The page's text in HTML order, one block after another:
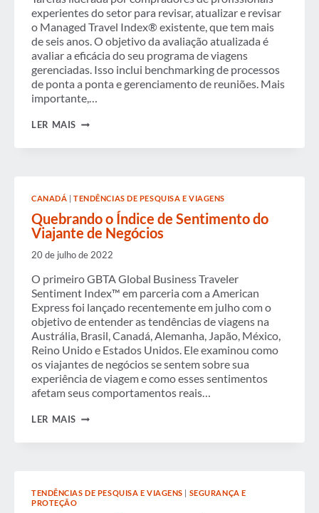
experientes do setor para revisar, atualizar e revisar
o Managed Travel Index® existente, que tem mais
de seis anos. O objetivo da avaliação atualizada é
avaliar a eficácia do seu programa de viagens
gerenciadas. Isso inclui benchmarking de processos
de ponta a ponta e gerenciamento de reuniões. Mais
importante,…
LER MAIS JUNTE-
ATUALIZAR
ÍNDICE
DE
GERENCIADAS
CANADÁ |TENDÊNCIAS DE PESQUISA E VIAGENS
Quebrando o Índice de Sentimento do
Viajante de Negócios
20 de julho de 2022
O primeiro GBTA Global Business Traveler
Sentiment Index™ em parceria com a American
Express foi lançado recentemente em julho com o
objetivo de entender as tendências de viagens na
Austrália, Brasil, Canadá, Alemanha, Japão, México,
Reino Unido e Estados Unidos. Ele examinou como
os viajantes de negócios se sentem sobre sua
experiência de viagem e como esses sentimentos
afetam seus comportamentos reais…
LER MAIS QUEBRANDO
DE
NEGÓCIOS
TENDÊNCIAS DE PESQUISA E VIAGENS | SEGURANÇA E
PROTEÇÃO